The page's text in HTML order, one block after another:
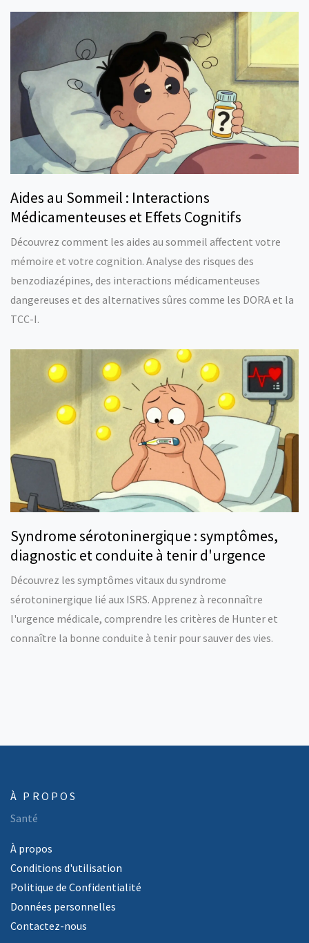
Aides au Sommeil : Interactions
Médicamenteuses et Effets Cognitifs
Découvrez comment les aides au sommeil affectent votre
mémoire et votre cognition. Analyse des risques des
benzodiazépines, des interactions médicamenteuses
dangereuses et des alternatives sûres comme les DORA et la
TCC-I.
Syndrome sérotoninergique : symptômes,
diagnostic et conduite à tenir d'urgence
Découvrez les symptômes vitaux du syndrome
sérotoninergique lié aux ISRS. Apprenez à reconnaître
l'urgence médicale, comprendre les critères de Hunter et
connaître la bonne conduite à tenir pour sauver des vies.
À PROPOS
Santé
À propos
Conditions d'utilisation
Politique de Confidentialité
Données personnelles
Contactez-nous